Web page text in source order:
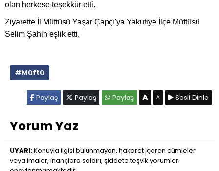
olan herkese teşekkür etti.
Ziyarette İl Müftüsü Yaşar Çapçı'ya Yakutiye İlçe Müftüsü
Selim Şahin eşlik etti.
#Müftü
Paylaş Paylaş Paylaş A A Sesli Dinle
Yorum Yaz
UYARI:Konuyla ilgisi bulunmayan, hakaret içeren cümleler
veya imalar, inançlara saldırı, şiddete teşvik yorumları